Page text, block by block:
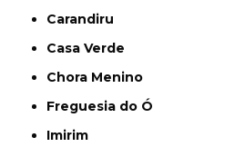
Carandiru
Casa Verde
Chora Menino
Freguesia do Ó
Imirim